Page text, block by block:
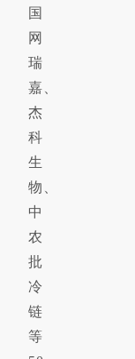
国
网
瑞
嘉、
杰
科
生
物、
中
农
批
冷
链
等